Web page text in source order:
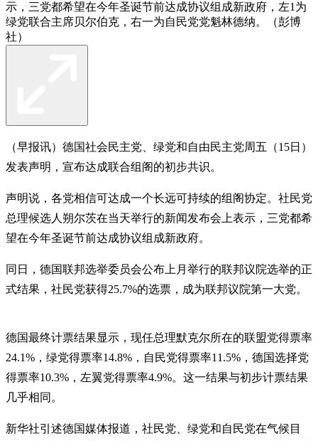
示，三党都希望在今年圣诞节前达成协议组成新政府，左1为
绿党联合主席贝尔伯克，右一为自民党党魁林德纳。（彭博
社）
（早报讯）德国社会民主党、绿党和自由民主党周五（15日）
发表声明，宣布达成联合组阁的初步共识。
声明说，各党相信可达成一个长远可持续的组阁协定。社民党
总理候选人朔尔茨在当天举行的新闻发布会上表示，三党都希
望在今年圣诞节前达成协议组成新政府。
同日，德国联邦选举委员会公布上月举行的联邦议院选举的正
式结果，社民党获得25.7%的选票，成为联邦议院第一大党。
德国最终计票结果显示，现任总理默克尔所在的联盟党得票率
24.1%，绿党得票率14.8%，自民党得票率11.5%，德国选择党
得票率10.3%，左翼党得票率4.9%。这一结果与初步计票结果
几乎相同。
新华社引述德国媒体报道，社民党、绿党和自民党在气候目